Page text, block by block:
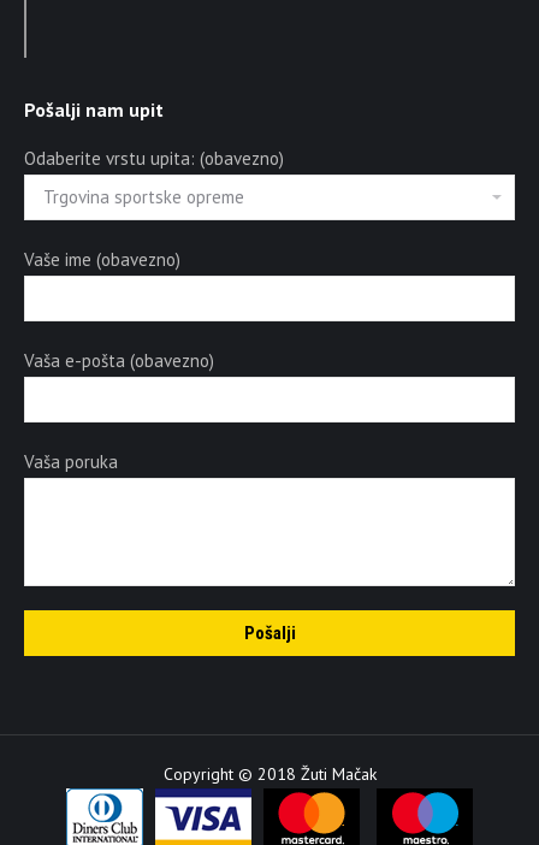
Pošalji nam upit
Odaberite vrstu upita: (obavezno)
Vaše ime (obavezno)
Vaša e-pošta (obavezno)
Vaša poruka
Copyright © 2018 Žuti Mačak